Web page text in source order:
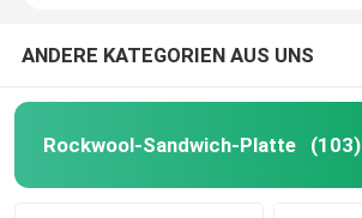
perforierte Blechtafel
ANDERE KATEGORIEN AUS UNS
Rockwool-Sandwich-Platte (103)